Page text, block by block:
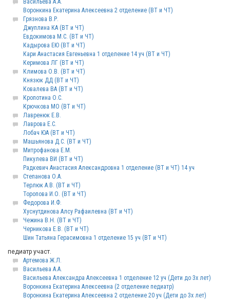
Васильева А.А.
Воронкина Екатерина Алексеевна 2 отделение (ВТ и ЧТ)
Грязнова В.Р.
Джуплина КА (ВТ и ЧТ)
Евдокимова М.С. (ВТ и ЧТ)
Кадырова ЕЮ (ВТ и ЧТ)
Кари Анастасия Евгеньевна 1 отделение 14 уч (ВТ и ЧТ)
Керимова ЛГ (ВТ и ЧТ)
Климова О.В. (ВТ и ЧТ)
Князюк ДД (ВТ и ЧТ)
Ковалева ВА (ВТ и ЧТ)
Кропотина О.С.
Крючкова МО (ВТ и ЧТ)
Лавренюк Е.В.
Лаврова Е.С.
Лобач ЮА (ВТ и ЧТ)
Машьянова Д.С. (ВТ и ЧТ)
Митрофанова Е.М.
Пикулева ВИ (ВТ и ЧТ)
Радкевич Анастасия Александровна 1 отделение (ВТ и ЧТ) 14 уч
Степанова О.А.
Терлюк А.В. (ВТ и ЧТ)
Торопова И.О. (ВТ и ЧТ)
Федорова И.Ф.
Хуснутдинова Алсу Рафаилевна (ВТ и ЧТ)
Чежина В.Н. (ВТ и ЧТ)
Черникова Е.В. (ВТ и ЧТ)
Шин Татьяна Герасимовна 1 отделение 15 уч (ВТ и ЧТ)
педиатр участ.
Артемова Ж.Л.
Васильева А.А.
Васильева Александра Алексеевна 1 отделение 12 уч (Дети до 3х лет)
Воронкина Екатерина Алексеевна (2 отделение педиатр)
Воронкина Екатерина Алексеевна 2 отделение 20 уч (Дети до 3х лет)